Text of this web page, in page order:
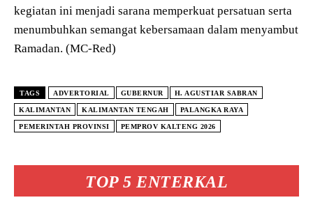
TOP 5 ENTERKAL
kegiatan ini menjadi sarana memperkuat persatuan serta
menumbuhkan semangat kebersamaan dalam menyambut
Ramadan. (MC-Red)
TAGS ADVERTORIAL GUBERNUR H. AGUSTIAR SABRAN
KALIMANTAN KALIMANTAN TENGAH PALANGKA RAYA
PEMERINTAH PROVINSI PEMPROV KALTENG 2026